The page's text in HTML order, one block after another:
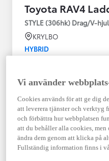
Toyota RAV4
STYLE (306hk) Drag/V-
KRYLBO
HYBRID
09-2023
Hybrid Bensin
409 900 kr
Från 4 920 kr/mån
Vi använder
Cookies används för att ge dig
att leverera tjänster och verktyg
och förbättra hur webbplatsen
att du behåller alla cookies,
ändra dem genom att klicka på
Fullständig information finns i